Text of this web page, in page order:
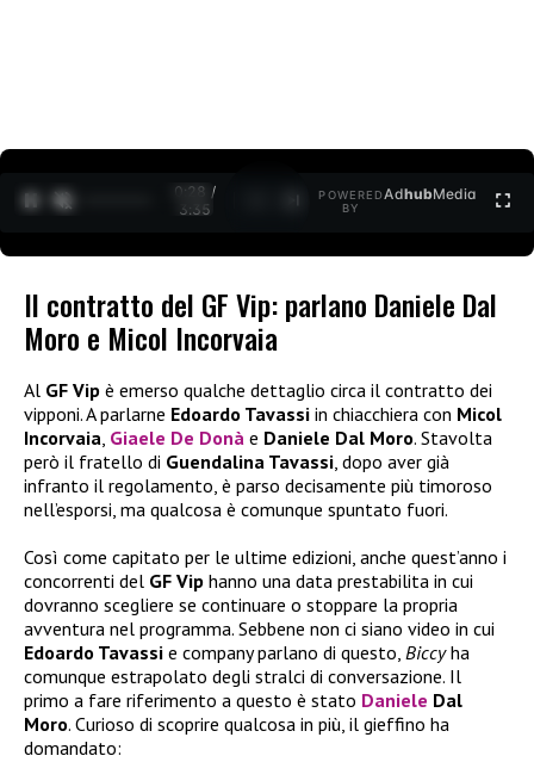
0:30 /
3:35
POWERED
BY
AdhubMedia
Il contratto del GF Vip: parlano Daniele Dal
Moro e Micol Incorvaia
Al GF Vip è emerso qualche dettaglio circa il contratto dei
vipponi. A parlarne Edoardo Tavassi in chiacchiera con Micol
Incorvaia, Giaele De Donà e Daniele Dal Moro. Stavolta
però il fratello di Guendalina Tavassi, dopo aver già
infranto il regolamento, è parso decisamente più timoroso
nell’esporsi, ma qualcosa è comunque spuntato fuori.
Così come capitato per le ultime edizioni, anche quest’anno i
concorrenti del GF Vip hanno una data prestabilita in cui
dovranno scegliere se continuare o stoppare la propria
avventura nel programma. Sebbene non ci siano video in cui
Edoardo Tavassi e company parlano di questo, Biccyha
comunque estrapolato degli stralci di conversazione. Il
primo a fare riferimento a questo è stato Daniele Dal
Moro. Curioso di scoprire qualcosa in più, il gieffino ha
domandato: